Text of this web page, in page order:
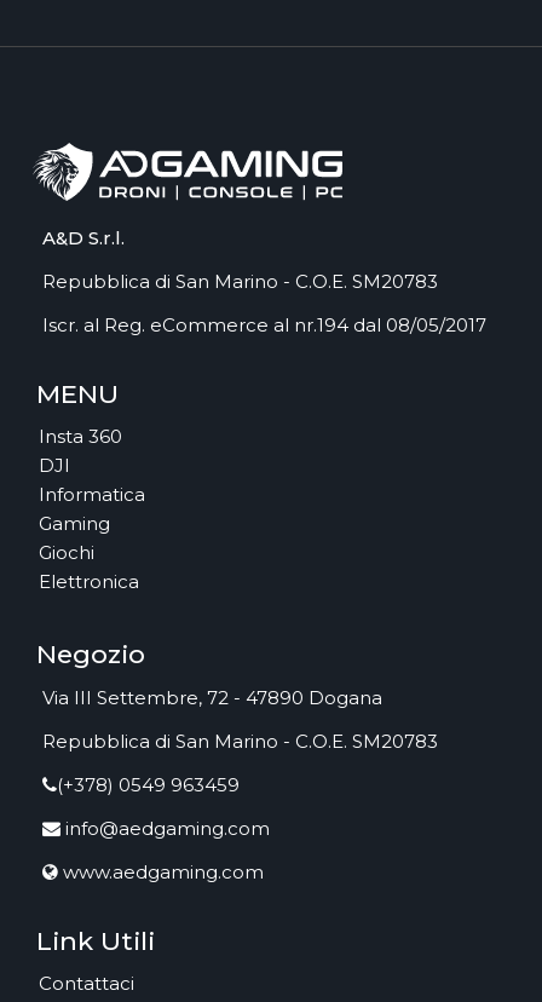
A&D S.r.l.
Repubblica di San Marino - C.O.E. SM20783
Iscr. al Reg. eCommerce al nr.194 dal 08/05/2017
MENU
Insta 360
DJI
Informatica
Gaming
Giochi
Elettronica
Negozio
Via III Settembre, 72 - 47890 Dogana
Repubblica di San Marino - C.O.E. SM20783
(+378) 0549 963459
info@aedgaming.com
www.aedgaming.com
Link Utili
Contattaci